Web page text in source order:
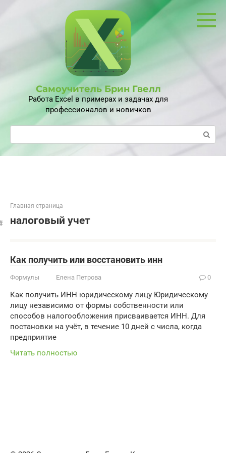
Самоучитель Брин Гвелл
Работа Excel в примерах и задачах для
профессионалов и новичков
Поиск:
Главная страница
налоговый учет
Как получить или восстановить инн
Формулы Елена Петрова 0
Как получить ИНН юридическому лицу Юридическому
лицу независимо от формы собственности или
способов налогообложения присваивается ИНН. Для
постановки на учёт, в течение 10 дней с числа, когда
предприятие
Читать полностью